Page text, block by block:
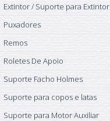
Extintor / Suporte para Extintor
Puxadores
Remos
Roletes De Apoio
Suporte Facho Holmes
Suporte para copos e latas
Suporte para Motor Auxiliar